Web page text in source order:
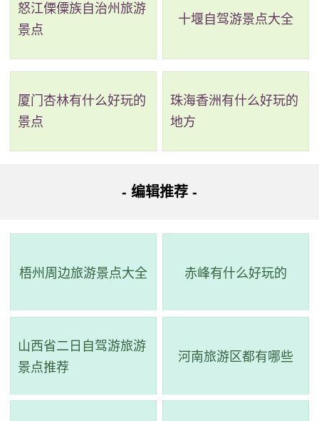
等级：国家级湿地公园
地址：广西壮族自治区百色市右江区洞仙村
广西百色福禄河国家湿地公园总面积为659.0公顷。
公园位于龙景街道和大楞乡接连区域，南北长9.2公里，
东西宽6.8公里。公园地处我国35个生物多样性保护优先
中心之一的滇东南－桂西地区，紧邻百色大王岭自治区
要组成部分，范围内生物多样性丰富。建设国家湿地公
色革命文化、百越古道文化、福禄古镇文化、百年古树
怒江傈僳族自治州旅游
景点
十堰自驾游景点大全
厦门杏林有什么好玩的
景点
珠海香洲有什么好玩的
地方
- 编辑推荐 -
梧州周边旅游景点大全 赤峰有什么好玩的
山西省二日自驾游旅游
景点推荐
河南旅游区都有哪些